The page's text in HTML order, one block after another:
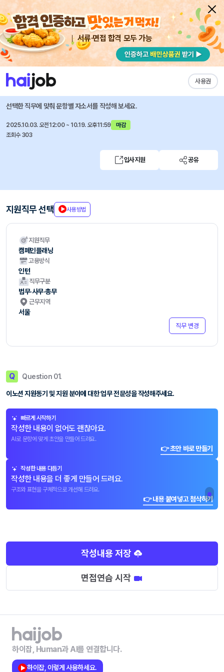
서류·면접 합격 모두 가능
사용권
채용공고 자소서 자유항목 자소서 내 작성목록
이노션 즐겨찾기
캠페인플래닝 (체험형 인턴)
선택한 직무에 맞춰 문항별 자소서를 작성해 보세요.
2025.10.03. 오전12:00 ~ 10.19. 오후11:59
마감
조회수 303
입사지원 공유
지원직무 선택 사용방법
지원직무
캠페인플래닝
고용방식
인턴
직무구분
법무·사무·총무
근무지역
서울
직무 변경
Q Question 01.
이노션 지원동기 및 지원 분야에 대한 업무 전문성을 작성해주세요.
빠르게 시작하기
작성한 내용이 없어도 괜찮아요.
AI로 문항에 맞게 초안을 만들어 드려요.
👉 초안 바로 만들기
작성한 내용 다듬기
작성한 내용을 더 좋게 만들어 드려요.
구조와 표현을 구체적으로 개선해 드려요.
👉 내용 붙여넣고 첨삭하기
작성내용 저장
면접연습 시작
하이잡, Human과 AI를 연결합니다.
하이잡, 이렇게 사용하세요.